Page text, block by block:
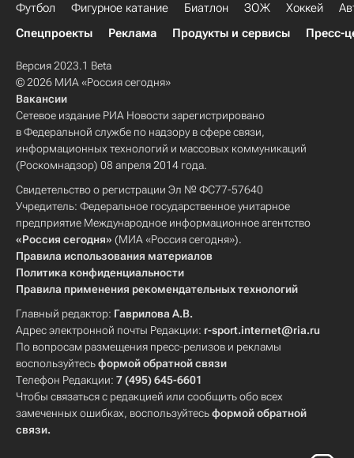
Футбол Фигурное катание Биатлон ЗОЖ Хоккей
Спецпроекты
Реклама Продукты и сервисы Пресс-
Версия 2023.1 Beta
© 2026 МИА «Россия сегодня»
Вакансии
Сетевое издание РИА Новости зарегистрировано
в Федеральной службе по надзору в сфере связи,
информационных технологий и массовых коммуникаций
(Роскомнадзор) 08 апреля 2014 года.
Свидетельство о регистрации Эл № ФС77-57640
Учредитель: Федеральное государственное унитарное
предприятие Международное информационное агентство
«Россия сегодня» (МИА «Россия сегодня»).
Правила использования материалов
Политика конфиденциальности
Правила применения рекомендательных технологий
Главный редактор: Гаврилова А.В.
Адрес электронной почты Редакции: r-sport.internet@ria.ru
По вопросам размещения пресс-релизов и рекламы
воспользуйтесьформой обратной связи
Телефон Редакции: 7 (495) 645-6601
Чтобы связаться с редакцией или сообщить обо всех
замеченных ошибках, воспользуйтесьформой обратной
связи.